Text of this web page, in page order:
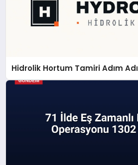
Hidrolik Hortum Tamiri Adım